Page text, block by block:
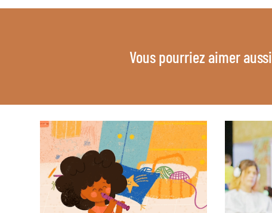
Vous pourriez aimer aussi